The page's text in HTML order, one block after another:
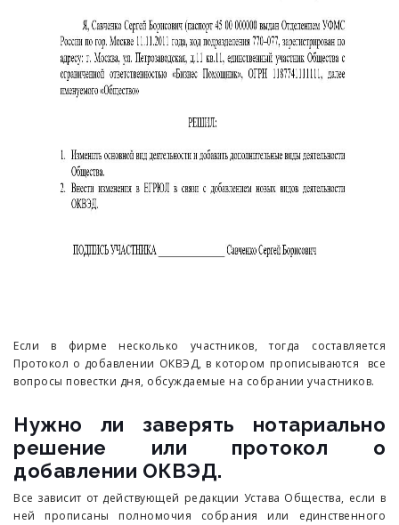
Если в фирме несколько участников, тогда составляется
Протокол о добавлении ОКВЭД, в котором прописываются все
вопросы повестки дня, обсуждаемые на собрании участников.
Нужно ли заверять нотариально
решение или протокол о
добавлении ОКВЭД.
Все зависит от действующей редакции Устава Общества, если в
ней прописаны полномочия собрания или единственного